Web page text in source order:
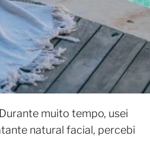
muito tempo, usei
natural facial, percebi